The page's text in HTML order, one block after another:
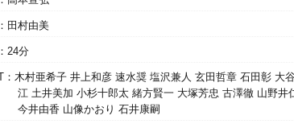
田村由美
24分
：木村亜希子 井上和彦 速水奨 塩沢兼人 玄田哲章 石田彰 大
江 土井美加 小杉十郎太 緒方賢一 大塚芳忠 古澤徹 山野井
今井由香 山像かおり 石井康嗣